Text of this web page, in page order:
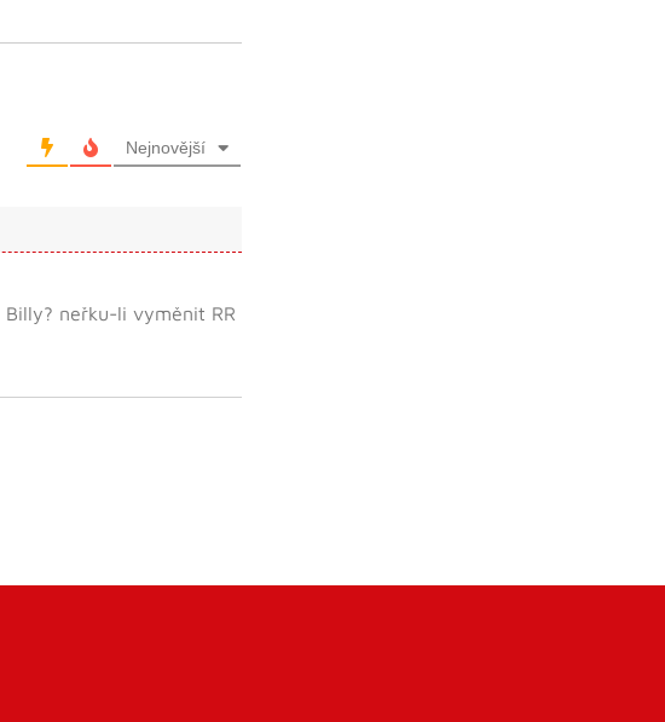
Nejnovější
neřku-li vyměnit RR